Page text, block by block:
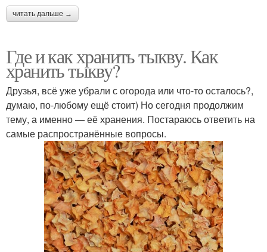
читать дальше →
Где и как хранить тыкву. Как
хранить тыкву?
Друзья, всё уже убрали с огорода или что-то осталось?,
думаю, по-любому ещё стоит) Но сегодня продолжим
тему, а именно — её хранения. Постараюсь ответить на
самые распространённые вопросы.